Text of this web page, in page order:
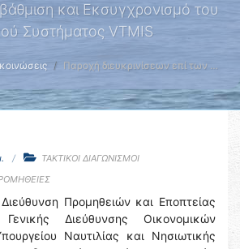
και Εκσυγχρονισμό του
Συστήματος VTMIS
Παροχή διευκρινίσεων επί των …
ΤΑΚΤΙΚΟΙ ΔΙΑΓΩΝΙΣΜΟΙ
Προμηθειών και Εποπτείας
Διεύθυνσης Οικονομικών
Ναυτιλίας και Νησιωτικής